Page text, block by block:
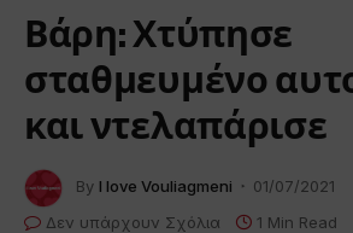
Βάρη: Χτύπησε
σταθμευμένο
και ντελαπάρισε
By I love Vouliagmeni
01/07/2021
Δεν υπάρχουν Σχόλια
1 Min Read